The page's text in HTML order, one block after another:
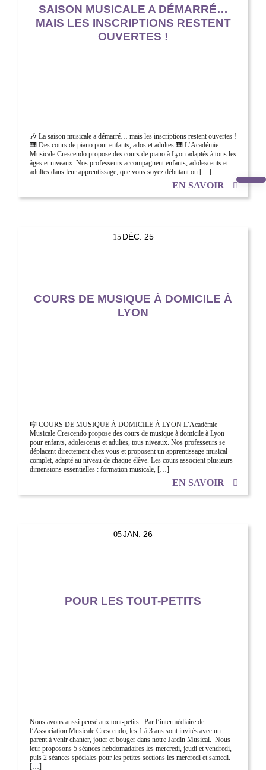
SAISON MUSICALE A DÉMARRÉ…
MAIS LES INSCRIPTIONS RESTENT
OUVERTES !
🎶 La saison musicale a démarré… mais les inscriptions restent ouvertes !
🎹 Des cours de piano pour enfants, ados et adultes 🎹 L’Académie
Musicale Crescendo propose des cours de piano à Lyon adaptés à tous les
âges et niveaux. Nos professeurs accompagnent enfants, adolescents et
adultes dans leur apprentissage, que vous soyez débutant ou […]
EN SAVOIR
15 DÉC. 25
COURS DE MUSIQUE À DOMICILE À
LYON
🎼 COURS DE MUSIQUE À DOMICILE À LYON L’Académie
Musicale Crescendo propose des cours de musique à domicile à Lyon
pour enfants, adolescents et adultes, tous niveaux. Nos professeurs se
déplacent directement chez vous et proposent un apprentissage musical
complet, adapté au niveau de chaque élève. Les cours associent plusieurs
dimensions essentielles : formation musicale, […]
EN SAVOIR
05JAN. 26
POUR LES TOUT-PETITS
Nous avons aussi pensé aux tout-petits. Par l’intermédiaire de
l’Association Musicale Crescendo, les 1 à 3 ans sont invités avec un
parent à venir chanter, jouer et bouger dans notre Jardin Musical. Nous
leur proposons 5 séances hebdomadaires les mercredi, jeudi et vendredi,
puis 2 séances spéciales pour les petites sections les mercredi et samedi.
[…]